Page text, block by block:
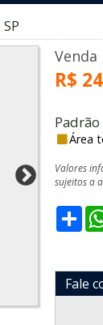
Venda
R$
Padrão
Área
Valores
sujeitos a
Fale